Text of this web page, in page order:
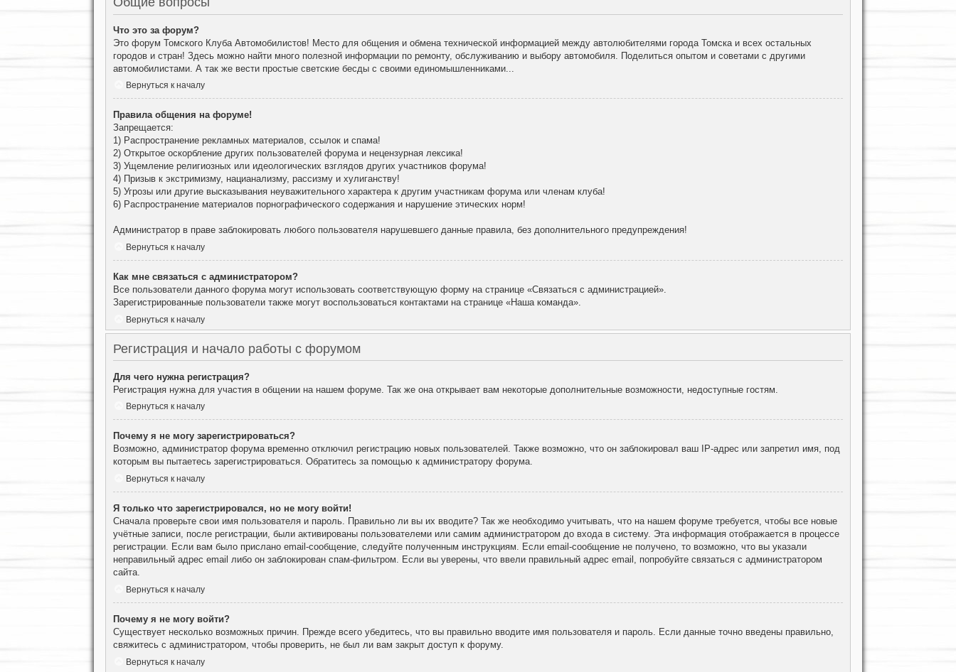
Что это за форум?
Это форум Томского Клуба Автомобилистов! Место для общения и обмена технической информацией между автолюбителями города Томска и всех остальных
городов и стран! Здесь можно найти много полезной информации по ремонту, обслуживанию и выбору автомобиля. Поделиться опытом и советами с другими
автомобилистами. А так же вести простые светские бесды с своими единомышленниками...
Вернуться к началу
Правила общения на форуме!
Запрещается:
1) Распространение рекламных материалов, ссылок и спама!
2) Открытое оскорбление других пользователей форума и нецензурная лексика!
3) Ущемление религиозных или идеологических взглядов других участников форума!
4) Призыв к экстримизму, нацианализму, рассизму и хулиганству!
5) Угрозы или другие высказывания неуважительного характера к другим участникам форума или членам клуба!
6) Распространение материалов порнографического содержания и нарушение этических норм!
Администратор в праве заблокировать любого пользователя нарушевшего данные правила, без дополнительного предупреждения!
Вернуться к началу
Как мне связаться с администратором?
Все пользователи данного форума могут использовать соответствующую форму на странице «Связаться с администрацией».
Зарегистрированные пользователи также могут воспользоваться контактами на странице «Наша команда».
Вернуться к началу
Регистрация и начало работы с форумом
Для чего нужна регистрация?
Регистрация нужна для участия в общении на нашем форуме. Так же она открывает вам некоторые дополнительные возможности, недоступные гостям.
Вернуться к началу
Почему я не могу зарегистрироваться?
Возможно, администратор форума временно отключил регистрацию новых пользователей. Также возможно, что он заблокировал ваш IP-адрес или запретил имя, под
которым вы пытаетесь зарегистрироваться. Обратитесь за помощью к администратору форума.
Вернуться к началу
Я только что зарегистрировался, но не могу войти!
Сначала проверьте свои имя пользователя и пароль. Правильно ли вы их вводите? Так же необходимо учитывать, что на нашем форуме требуется, чтобы все новые
учётные записи, после регистрации, были активированы пользователеми или самим администратором до входа в систему. Эта информация отображается в процессе
регистрации. Если вам было прислано email-сообщение, следуйте полученным инструкциям. Если email-сообщение не получено, то возможно, что вы указали
неправильный адрес email либо он заблокирован спам-фильтром. Если вы уверены, что ввели правильный адрес email, попробуйте связаться с администратором
сайта.
Вернуться к началу
Почему я не могу войти?
Существует несколько возможных причин. Прежде всего убедитесь, что вы правильно вводите имя пользователя и пароль. Если данные точно введены правильно,
свяжитесь с администратором, чтобы проверить, не был ли вам закрыт доступ к форуму.
Вернуться к началу